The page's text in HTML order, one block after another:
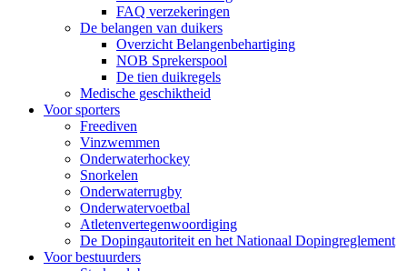
FAQ verzekeringen
De belangen van duikers
Overzicht Belangenbehartiging
NOB Sprekerspool
De tien duikregels
Medische geschiktheid
Voor sporters
Freediven
Vinzwemmen
Onderwaterhockey
Snorkelen
Onderwaterrugby
Onderwatervoetbal
Atletenvertegenwoordiging
De Dopingautoriteit en het Nationaal Dopingreglement
Voor bestuurders